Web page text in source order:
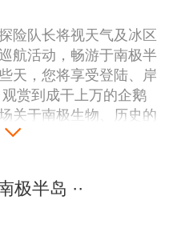
游客来南极观光的一道
岛和罗伯特岛的中间，
之地，在岛上可以看到
嘴巴桔红色、眼眉上方
尔海豹。据鸟类学家长
区现有企鹅近1.2亿
87%，占南极海鸟总数
险队长将视天气及冰区
航活动，畅游于南极半
天，您将享受登陆、岸
赏到成干上万的企鹅
关于南极生物、历史的
第一，由船长和船方
组织的规定下，将有选
下部分地点或者其他可
极半岛 ··